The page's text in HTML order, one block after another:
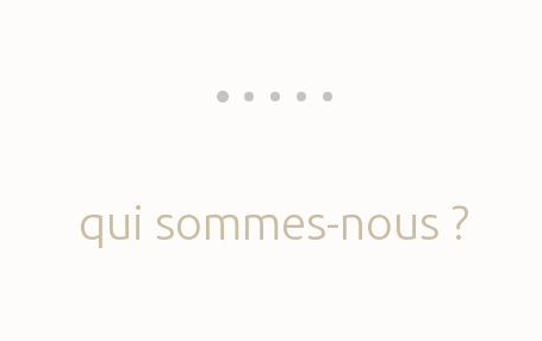
qui sommes-nous ?